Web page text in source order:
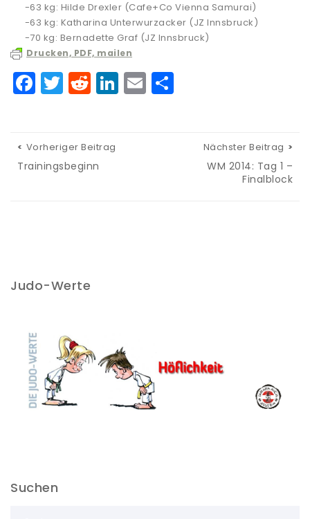
-63 kg: Hilde Drexler (Cafe+Co Vienna Samurai)
-63 kg: Katharina Unterwurzacker (JZ Innsbruck)
-70 kg: Bernadette Graf (JZ Innsbruck)
Drucken, PDF, mailen
F
a
e
b
T
w
te
r
R
e
di
t
Li
n
E
m
Vorheriger Beitrag
Trainingsbeginn
Nächster Beitrag
WM 2014: Tag 1 –
Finalblock
Judo-Werte
Suchen